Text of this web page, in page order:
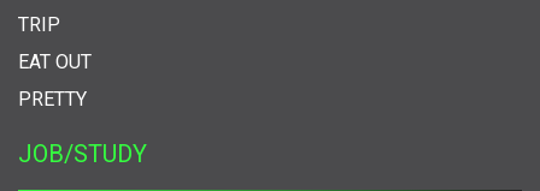
TRIP
EAT OUT
PRETTY
JOB/STUDY